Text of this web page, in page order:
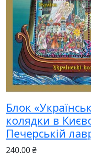
Блок
колядки в
Печерській
240.00 ₴